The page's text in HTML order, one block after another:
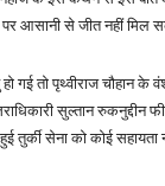
आसानी से जीत नहीं मिल
गई तो पृथ्वीराज चौहान के
सुल्तान रुकनुद्दीन
तुर्की सेना को कोई